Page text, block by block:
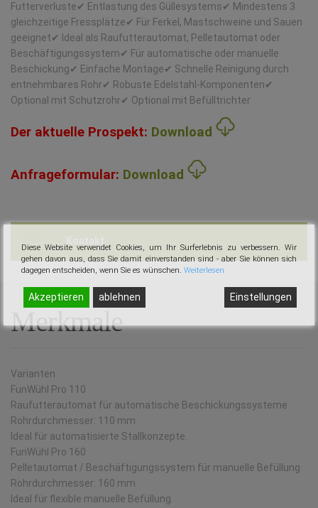
Futterverluste ✔ Entlastung des Güllesystems ✔ Mindestens 3
gleichzeitige Fressplätze ✔ Für Ferkel, Mastschweine und Sauen
geeignet ✔ Ideal als Raufutterautomat, Pelletautomat oder
Beschäftigungssystem ✔ Für automatische oder manuelle
Beschickung ✔ Einfache Montage ✔ Schnelle Reinigung durch
entnehmbares Rohr ✔ Robuste Edelstahl-Komponenten ✔
Optional mit Schutzrohr ✔ Optional mit Befülltrichter
Der aktuelle Prospekt: Download
Anfrageformular: Download
Merkmale
Varianten
FunWühl Pro 110
Raufutterautomat für automatische Beschickungssysteme
Rohrdurchmesser: 110 mm
Ideal für automatisierte Stallkonzepte.
FunWühl Pro 160
Pelletautomat / Beschäftigungssystem für manuelle Befüllung
Rohrdurchmesser: 160 mm
Ideal für flexible manuelle Befüllung.
Diese Website verwendet Cookies, um Ihr Surferlebnis zu verbessern. Wir
gehen davon aus, dass Sie damit einverstanden sind - aber Sie können sich
dagegen entscheiden, wenn Sie es wünschen. Weiterlesen
Akzeptieren ablehnen Einstellungen